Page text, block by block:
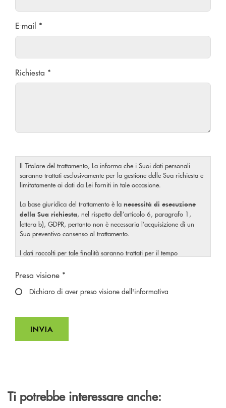
E-mail *
Richiesta *
Il Titolare del trattamento, La informa che i Suoi dati personali
saranno trattati esclusivamente per la gestione delle Sua richiesta e
limitatamente ai dati da Lei forniti in tale occasione.
La base giuridica del trattamento è la necessità di esecuzione
della Sua richiesta, nel rispetto dell’articolo 6, paragrafo 1,
lettera b), GDPR, pertanto non è necessaria l’acquisizione di un
Suo preventivo consenso al trattamento.
I dati raccolti per tale finalità saranno trattati per il tempo
obblighi di legge.
Il Titolare La invita, inoltre, prima di conferire i Suoi dati personali,
Scegliere un'opzione
Presa visione *
Dichiaro di aver preso visione dell'informativa
INVIA
Ti potrebbe interessare anche: